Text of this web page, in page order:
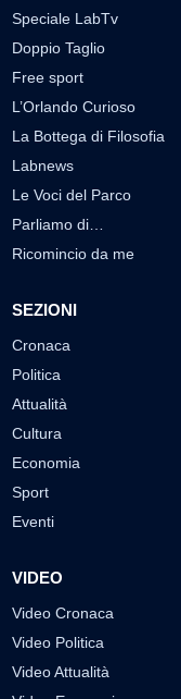
Speciale LabTv
Doppio Taglio
Free sport
L’Orlando Curioso
La Bottega di Filosofia
Labnews
Le Voci del Parco
Parliamo di…
Ricomincio da me
SEZIONI
Cronaca
Politica
Attualità
Cultura
Economia
Sport
Eventi
VIDEO
Video Cronaca
Video Politica
Video Attualità